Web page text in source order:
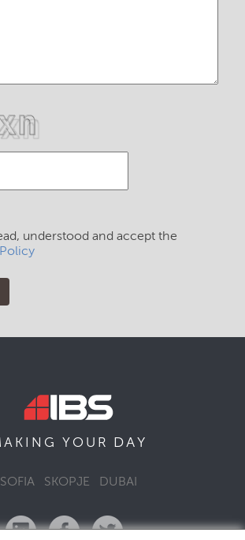
understood and accept the
YOUR DAY
SOFIA SKOPJE DUBAI